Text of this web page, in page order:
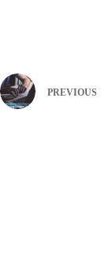
PREVIOUS